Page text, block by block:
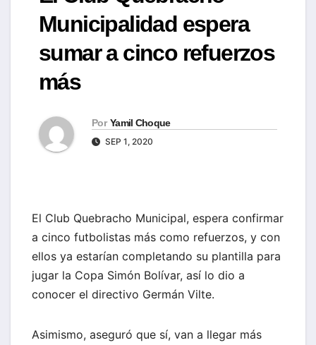
Municipalidad espera
sumar a cinco refuerzos
más
Por Yamil Choque
SEP 1, 2020
El Club Quebracho Municipal, espera confirmar
a cinco futbolistas más como refuerzos, y con
ellos ya estarían completando su plantilla para
jugar la Copa Simón Bolívar, así lo dio a
conocer el directivo Germán Vilte.
Asimismo, aseguró que sí, van a llegar más